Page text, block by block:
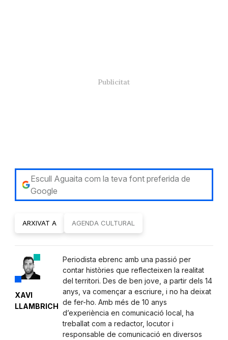
Escull Aguaita com la teva font preferida de
Google
ARXIVAT A AGENDA CULTURAL
XAVI
LLAMBRICH
Periodista ebrenc amb una passió per
contar històries que reflecteixen la realitat
del territori. Des de ben jove, a partir dels 14
anys, va començar a escriure, i no ha deixat
de fer-ho. Amb més de 10 anys
d’experiència en comunicació local, ha
treballat com a redactor, locutor i
responsable de comunicació en diversos